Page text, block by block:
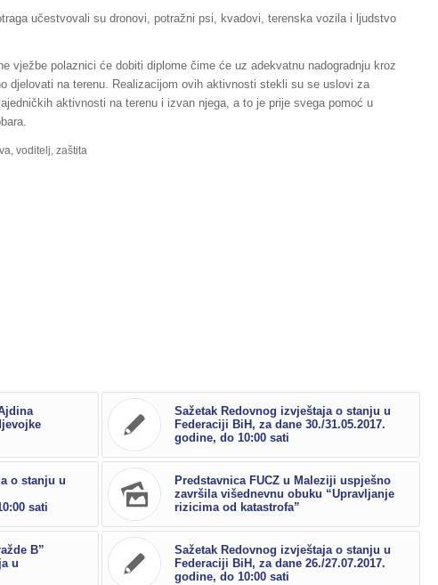
učestvovali su dronovi, potražni psi, kvadovi, terenska vozila i ljudstvo
vježbe polaznici će dobiti diplome čime će uz adekvatnu nadogradnju kroz
djelovati na terenu. Realizacijom ovih aktivnosti stekli su se uslovi za
aktivnosti na terenu i izvan njega, a to je prije svega pomoć u
voditelj zaštita
Sažetak Redovnog izvještaja o stanju u
Federaciji BiH, za dane 30./31.05.2017.
godine, do 10:00 sati
o stanju u
sati
Predstavnica FUCZ u Maleziji uspješno
završila višednevnu obuku “Upravljanje
rizicima od katastrofa”
B”
u
Sažetak Redovnog izvještaja o stanju u
Federaciji BiH, za dane 26./27.07.2017.
godine, do 10:00 sati